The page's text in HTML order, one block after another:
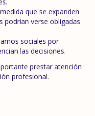
que se expanden
podrían verse obligadas
sociales por
las decisiones.
prestar atención
profesional.